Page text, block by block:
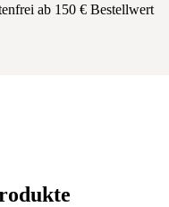
ab 150 € Bestellwert